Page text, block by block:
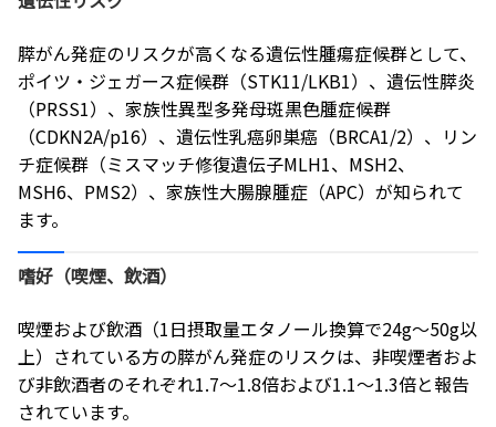
膵がん発症のリスクが高くなる遺伝性腫瘍症候群として、
ポイツ・ジェガース症候群（STK11/LKB1）、遺伝性膵炎
（PRSS1）、家族性異型多発母斑黒色腫症候群
（CDKN2A/p16）、遺伝性乳癌卵巣癌（BRCA1/2）、リン
チ症候群（ミスマッチ修復遺伝子MLH1、MSH2、
MSH6、PMS2）、家族性大腸腺腫症（APC）が知られて
ます。
嗜好（喫煙、飲酒）
喫煙および飲酒（1日摂取量エタノール換算で24g～50g以
上）されている方の膵がん発症のリスクは、非喫煙者およ
び非飲酒者のそれぞれ1.7～1.8倍および1.1～1.3倍と報告
されています。